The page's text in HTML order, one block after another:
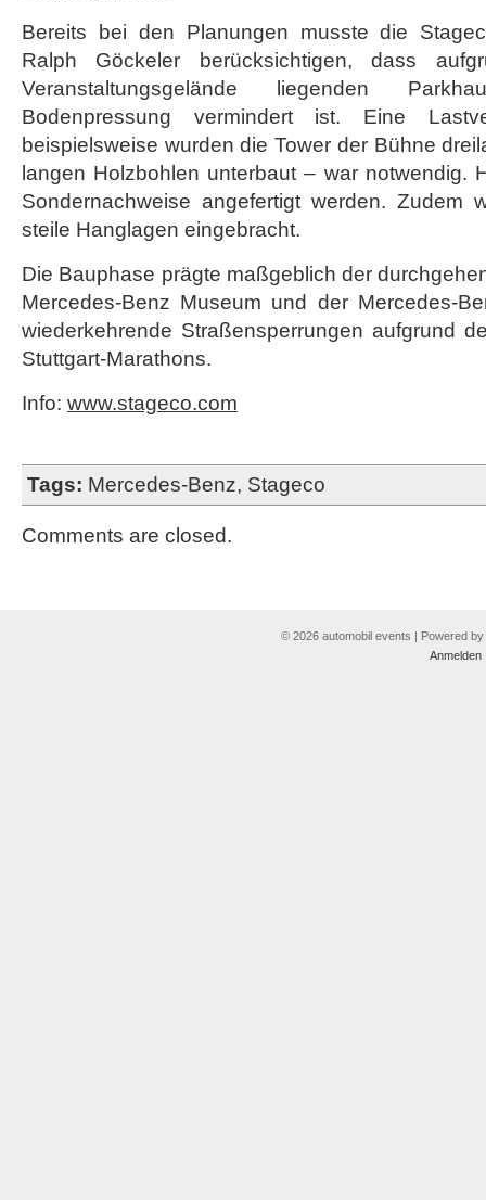
Bereits bei den Planungen musste die
Ralph Göckeler berücksichtigen, dass
Veranstaltungsgelände liegenden
Bodenpressung vermindert ist. Eine
beispielsweise wurden die Tower der Bühne
langen Holzbohlen unterbaut – war notwendig.
Sondernachweise angefertigt werden. Zudem
steile Hanglagen eingebracht.
Die Bauphase prägte maßgeblich der
Mercedes-Benz Museum und der Mercedes-
wiederkehrende Straßensperrungen aufgrund
Stuttgart-Marathons.
Info: www.stageco.com
Tags: Mercedes-Benz, Stageco
Comments are closed.
© 2026 automobil events | Powered by
Anmelden|